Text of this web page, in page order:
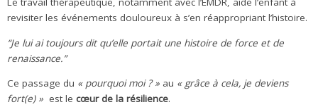
revisiter les événements douloureux à s’en réappropriant l’histoire.
“Je lui ai toujours dit qu’elle portait une histoire de force et de
renaissance.”
Ce passage du « pourquoi moi ? » au « grâce à cela, je deviens
fort(e) » est le cœur de la résilience.